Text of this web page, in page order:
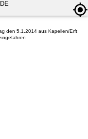
den 5.1.2014 aus Kapellen/Erft